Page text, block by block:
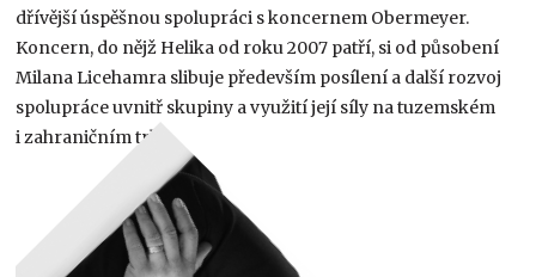
dřívější úspěšnou spolupráci s koncernem Obermeyer.
Koncern, do nějž Helika od roku 2007 patří, si od působení
Milana Licehamra slibuje především posílení a další rozvoj
spolupráce uvnitř skupiny a využití její síly na tuzemském
i zahraničním trhu.